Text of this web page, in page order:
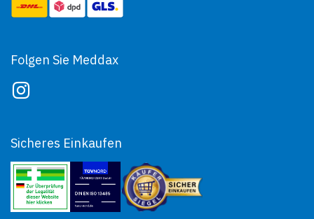
Folgen Sie Meddax
Sicheres Einkaufen